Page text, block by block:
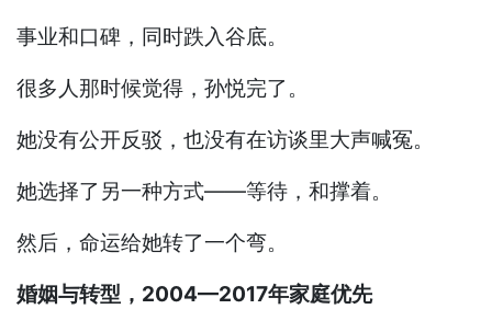
事业和口碑，同时跌入谷底。
很多人那时候觉得，孙悦完了。
她没有公开反驳，也没有在访谈里大声喊冤。
她选择了另一种方式——等待，和撑着。
然后，命运给她转了一个弯。
婚姻与转型，2004—2017年家庭优先